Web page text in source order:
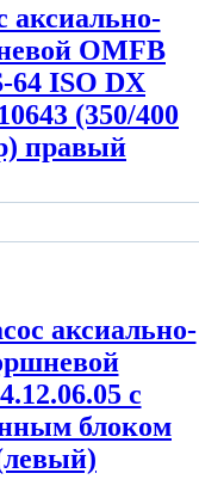
аксиально-
OMFB
64 ISO DX
(350/400
правый
аксиально-
с
блоком